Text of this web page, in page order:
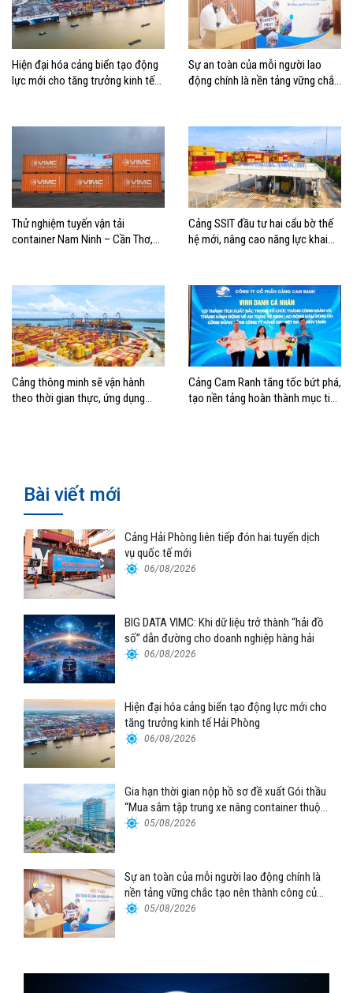
Hiện đại hóa cảng biển tạo động
lực mới cho tăng trưởng kinh tế
Sự an toàn của mỗi người lao
động chính là nền tảng vững chắc
Thử nghiệm tuyến vận tải
container Nam Ninh – Cần Thơ,
Cảng SSIT đầu tư hai cẩu bờ thế
hệ mới, nâng cao năng lực khai
Cảng thông minh sẽ vận hành
theo thời gian thực, ứng dụng
Cảng Cam Ranh tăng tốc bứt phá,
tạo nền tảng hoàn thành mục tiêu
Bài viết mới
Cảng Hải Phòng liên tiếp đón hai tuyến dịch
vụ quốc tế mới
06/08/2026
BIG DATA VIMC: Khi dữ liệu trở thành “hải đồ
số” dẫn đường cho doanh nghiệp hàng hải
06/08/2026
Hiện đại hóa cảng biển tạo động lực mới cho
tăng trưởng kinh tế Hải Phòng
06/08/2026
Gia hạn thời gian nộp hồ sơ đề xuất Gói thầu
“Mua sắm tập trung xe nâng container thuộc
Tổng công ty Hàng hải Việt Nam – CTCP”
05/08/2026
Sự an toàn của mỗi người lao động chính là
nền tảng vững chắc tạo nên thành công của
Cảng Đà Nẵng
05/08/2026